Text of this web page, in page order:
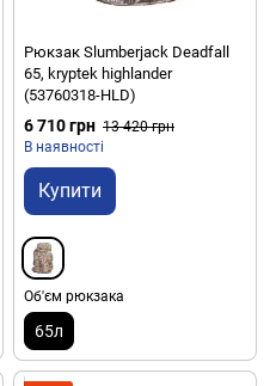
Рюкзак Slumberjack Deadfall
65, kryptek highlander
(53760318-HLD)
6 710 грн 13 420 грн
В наявності
Купити
Об'єм рюкзака
65л